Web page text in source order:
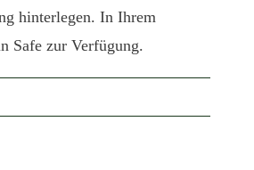
hinterlegen. In Ihrem
Safe zur Verfügung.